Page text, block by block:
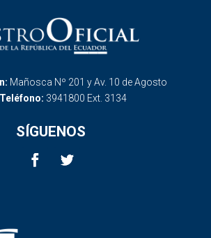
Mañosca Nº 201 y Av. 10 de Agosto
Teléfono: 3941800 Ext. 3134
SÍGUENOS